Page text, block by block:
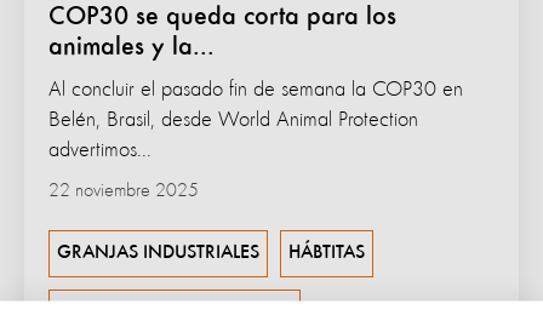
COP30 se queda corta para los
animales y la...
22 noviembre 2025
Al concluir el pasado fin de semana la COP30 en
Belén, Brasil, desde World Animal Protection
advertimos...
GRANJAS INDUSTRIALES HÁBTITAS